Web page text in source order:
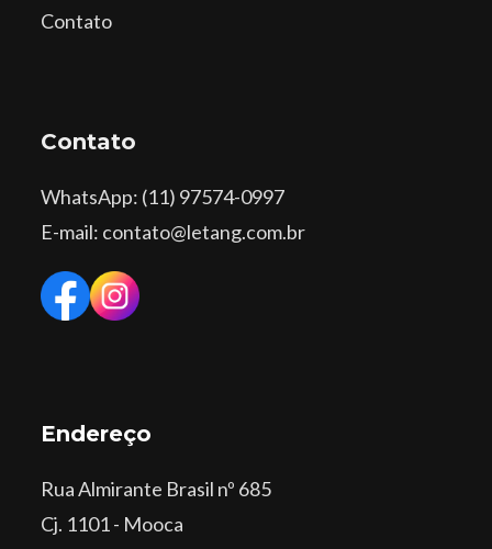
Contato
Contato
WhatsApp: (11) 97574-0997
E-mail: contato@letang.com.br
Endereço
Rua Almirante Brasil nº 685
Cj. 1101 - Mooca